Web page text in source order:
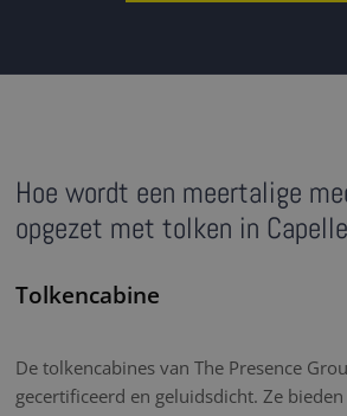
Hoe wordt een meertalige
opgezet met tolken in
Tolkencabine
De tolkencabines van The Presence
gecertificeerd en geluidsdicht. Ze